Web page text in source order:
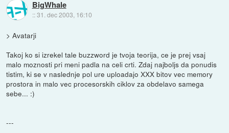
BigWhale
::31. dec 2003, 16:10
> Avatarji
Takoj ko si izrekel tale buzzword je tvoja teorija, ce je prej vsaj
malo moznosti pri meni padla na celi crti. Zdaj najboljs da ponudis
tistim, ki se v naslednje pol ure uploadajo XXX bitov vec memory
prostora in malo vec procesorskih ciklov za obdelavo samega
sebe... :)
---